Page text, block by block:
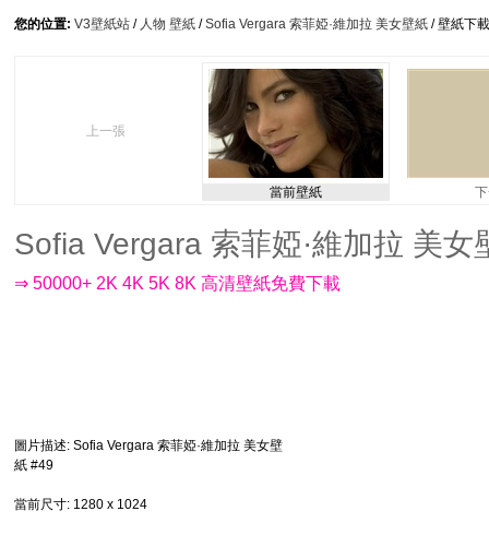
您的位置: V3壁紙站 / 人物 壁紙 /Sofia Vergara 索菲婭·維加拉 美女壁紙 / 壁紙下載
上一張
當前壁紙
Sofia Vergara 索菲婭·維加拉 美
⇒ 50000+ 2K 4K 5K 8K 高清壁紙免費下載
圖片描述: Sofia Vergara 索菲婭·維加拉 美女壁
紙 #49
當前尺寸: 1280 x 1024